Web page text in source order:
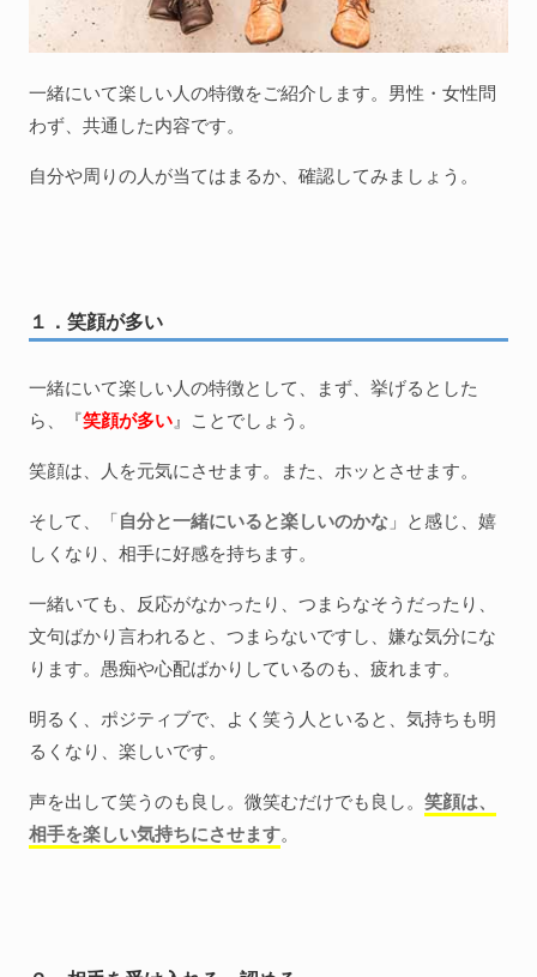
一緒にいて楽しい人の特徴をご紹介します。男性・女性問
わず、共通した内容です。
自分や周りの人が当てはまるか、確認してみましょう。
１．笑顔が多い
一緒にいて楽しい人の特徴として、まず、挙げるとした
ら、『笑顔が多い 』ことでしょう。
笑顔は、人を元気にさせます。また、ホッとさせます。
そして、「自分と一緒にいると楽しいのかな 」と感じ、嬉
しくなり、相手に好感を持ちます。
一緒いても、反応がなかったり、つまらなそうだったり、
文句ばかり言われると、つまらないですし、嫌な気分にな
ります。愚痴や心配ばかりしているのも、疲れます。
明るく、ポジティブで、よく笑う人といると、気持ちも明
るくなり、楽しいです。
声を出して笑うのも良し。微笑むだけでも良し。 笑顔は、
相手を楽しい気持ちにさせます。